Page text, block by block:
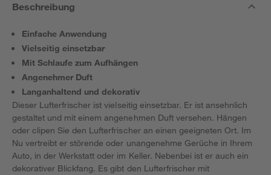
Beschreibung
Einfache Anwendung
Vielseitig einsetzbar
Mit Schlaufe zum Aufhängen
Angenehmer Duft
Langanhaltend und dekorativ
Dieser Lufterfrischer ist vielseitig einsetzbar. Er ist ansehnlich
gestaltet und mit einem angenehmen Duft versehen. Hängen
oder clipen Sie den Lufterfrischer an einen geeigneten Ort. Im
Nu vertreibt er störende oder unangenehme Gerüche in Ihrem
Auto, in der Werkstatt oder im Keller. Nebenbei ist er auch ein
dekorativer Blickfang. Es gibt den Lufterfrischer mit